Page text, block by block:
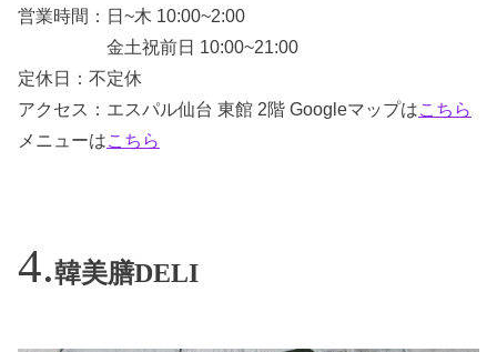
営業時間：日~木 10:00~2:00
金土祝前日 10:00~21:00
定休日：不定休
アクセス：エスパル仙台 東館 2階 Googleマップはこちら
メニューはこちら
韓美膳DELI